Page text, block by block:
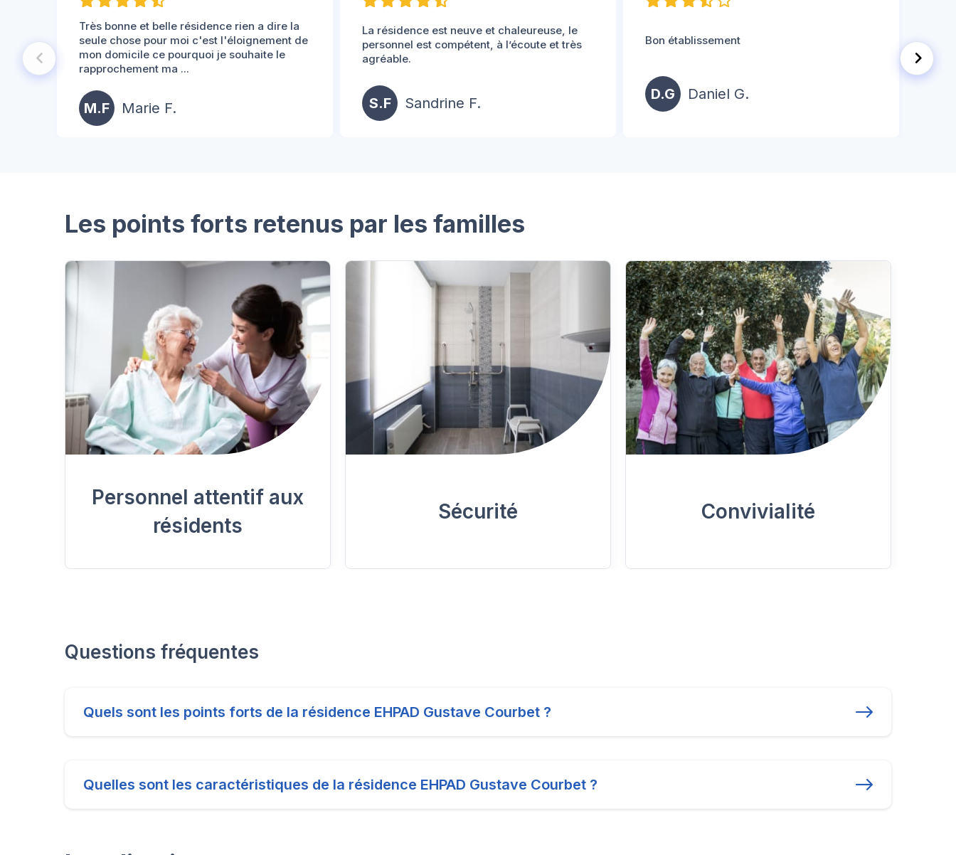
Très bonne et belle résidence rien a dire la
seule chose pour moi c'est l'éloignement de
mon domicile ce pourquoi je souhaite le
rapprochement ma ...
M.F Marie F.
La résidence est neuve et chaleureuse, le
personnel est compétent, à l’écoute et très
agréable.
S.F Sandrine F.
Bon établissement
D.G Daniel G.
Les points forts retenus par les familles
Personnel attentif aux
résidents
Sécurité Convivialité
Questions fréquentes
Quels sont les points forts de la résidence EHPAD Gustave Courbet ?
Quelles sont les caractéristiques de la résidence EHPAD Gustave Courbet ?